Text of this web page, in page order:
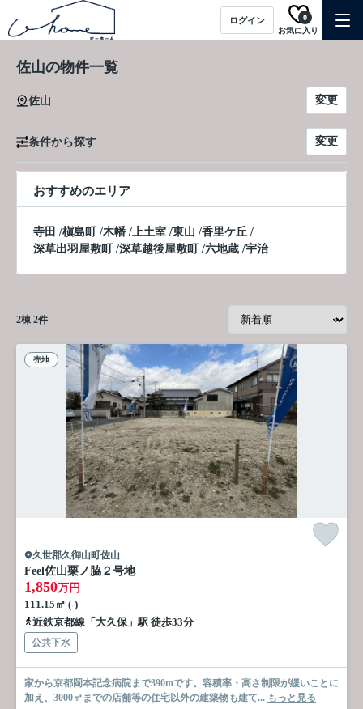
ログイン
お気に入り
0
佐山の物件一覧
佐山 変更
条件から探す 変更
おすすめのエリア
寺田 /槇島町 /木幡 /上土室 /東山 /香里ケ丘 /
深草出羽屋敷町
/深草越後屋敷町 /六地蔵 /宇治
2棟 2件
売地
久世郡久御山町佐山
Feel佐山栗ノ脇２号地
1,850万円
111.15㎡ (-)
近鉄京都線「大久保」駅 徒歩33分
公共下水
家から京都岡本記念病院まで390mです。容積率・高さ制限が緩いことに
加え、3000㎡までの店舗等の住宅以外の建築物も建て... もっと見る